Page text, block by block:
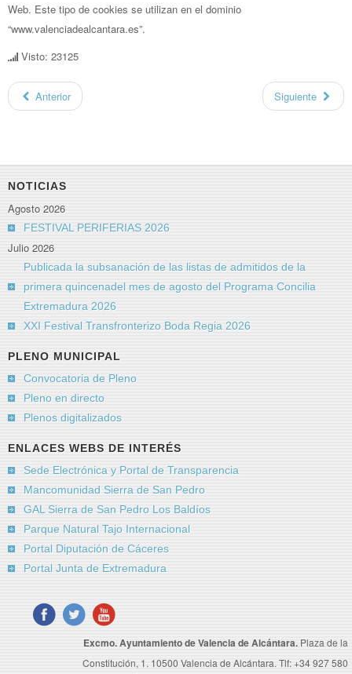
Web. Este tipo de cookies se utilizan en el dominio
“www.valenciadealcantara.es”.
Visto: 23125
Anterior Siguiente
NOTICIAS
Agosto 2026
FESTIVAL PERIFERIAS 2026
Julio 2026
Publicada la subsanación de las listas de admitidos de la
primera quincenadel mes de agosto del Programa Concilia
Extremadura 2026
XXI Festival Transfronterizo Boda Regia 2026
PLENO MUNICIPAL
Convocatoria de Pleno
Pleno en directo
Plenos digitalizados
ENLACES WEBS DE INTERÉS
Sede Electrónica y Portal de Transparencia
Mancomunidad Sierra de San Pedro
GAL Sierra de San Pedro Los Baldíos
Parque Natural Tajo Internacional
Portal Diputación de Cáceres
Portal Junta de Extremadura
Excmo. Ayuntamiento de Valencia de Alcántara. Plaza de la
Constitución, 1. 10500 Valencia de Alcántara. Tlf: +34 927 580